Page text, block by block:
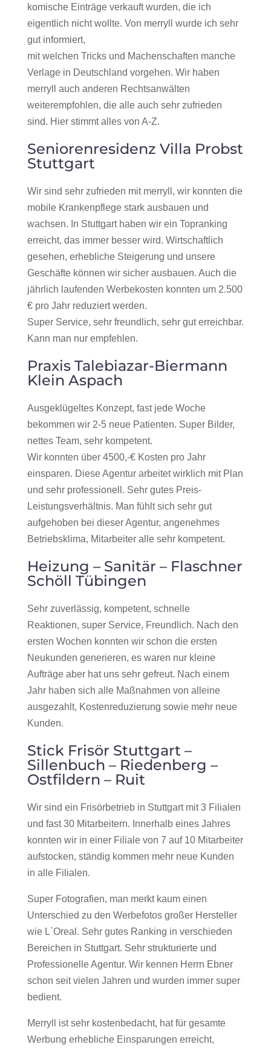
komische Einträge verkauft wurden, die ich
eigentlich nicht wollte. Von merryll wurde ich sehr
gut informiert,
mit welchen Tricks und Machenschaften manche
Verlage in Deutschland vorgehen. Wir haben
merryll auch anderen Rechtsanwälten
weiterempfohlen, die alle auch sehr zufrieden
sind. Hier stimmt alles von A-Z.
Seniorenresidenz Villa Probst
Stuttgart
Wir sind sehr zufrieden mit merryll, wir konnten die
mobile Krankenpflege stark ausbauen und
wachsen. In Stuttgart haben wir ein Topranking
erreicht, das immer besser wird. Wirtschaftlich
gesehen, erhebliche Steigerung und unsere
Geschäfte können wir sicher ausbauen. Auch die
jährlich laufenden Werbekosten konnten um 2.500
€ pro Jahr reduziert werden.
Super Service, sehr freundlich, sehr gut erreichbar.
Kann man nur empfehlen.
Praxis Talebiazar-Biermann
Klein Aspach
Ausgeklügeltes Konzept, fast jede Woche
bekommen wir 2-5 neue Patienten. Super Bilder,
nettes Team, sehr kompetent.
Wir konnten über 4500,-€ Kosten pro Jahr
einsparen. Diese Agentur arbeitet wirklich mit Plan
und sehr professionell. Sehr gutes Preis-
Leistungsverhältnis. Man fühlt sich sehr gut
aufgehoben bei dieser Agentur, angenehmes
Betriebsklima, Mitarbeiter alle sehr kompetent.
Heizung – Sanitär – Flaschner
Schöll Tübingen
Sehr zuverlässig, kompetent, schnelle
Reaktionen, super Service, Freundlich. Nach den
ersten Wochen konnten wir schon die ersten
Neukunden generieren, es waren nur kleine
Aufträge aber hat uns sehr gefreut. Nach einem
Jahr haben sich alle Maßnahmen von alleine
ausgezahlt, Kostenreduzierung sowie mehr neue
Kunden.
Stick Frisör Stuttgart –
Sillenbuch – Riedenberg –
Ostfildern – Ruit
Wir sind ein Frisörbetrieb in Stuttgart mit 3 Filialen
und fast 30 Mitarbeitern. Innerhalb eines Jahres
konnten wir in einer Filiale von 7 auf 10 Mitarbeiter
aufstocken, ständig kommen mehr neue Kunden
in alle Filialen.
Super Fotografien, man merkt kaum einen
Unterschied zu den Werbefotos großer Hersteller
wie L`Oreal. Sehr gutes Ranking in verschieden
Bereichen in Stuttgart. Sehr strukturierte und
Professionelle Agentur. Wir kennen Herrn Ebner
schon seit vielen Jahren und wurden immer super
bedient.
Merryll ist sehr kostenbedacht, hat für gesamte
Werbung erhebliche Einsparungen erreicht,